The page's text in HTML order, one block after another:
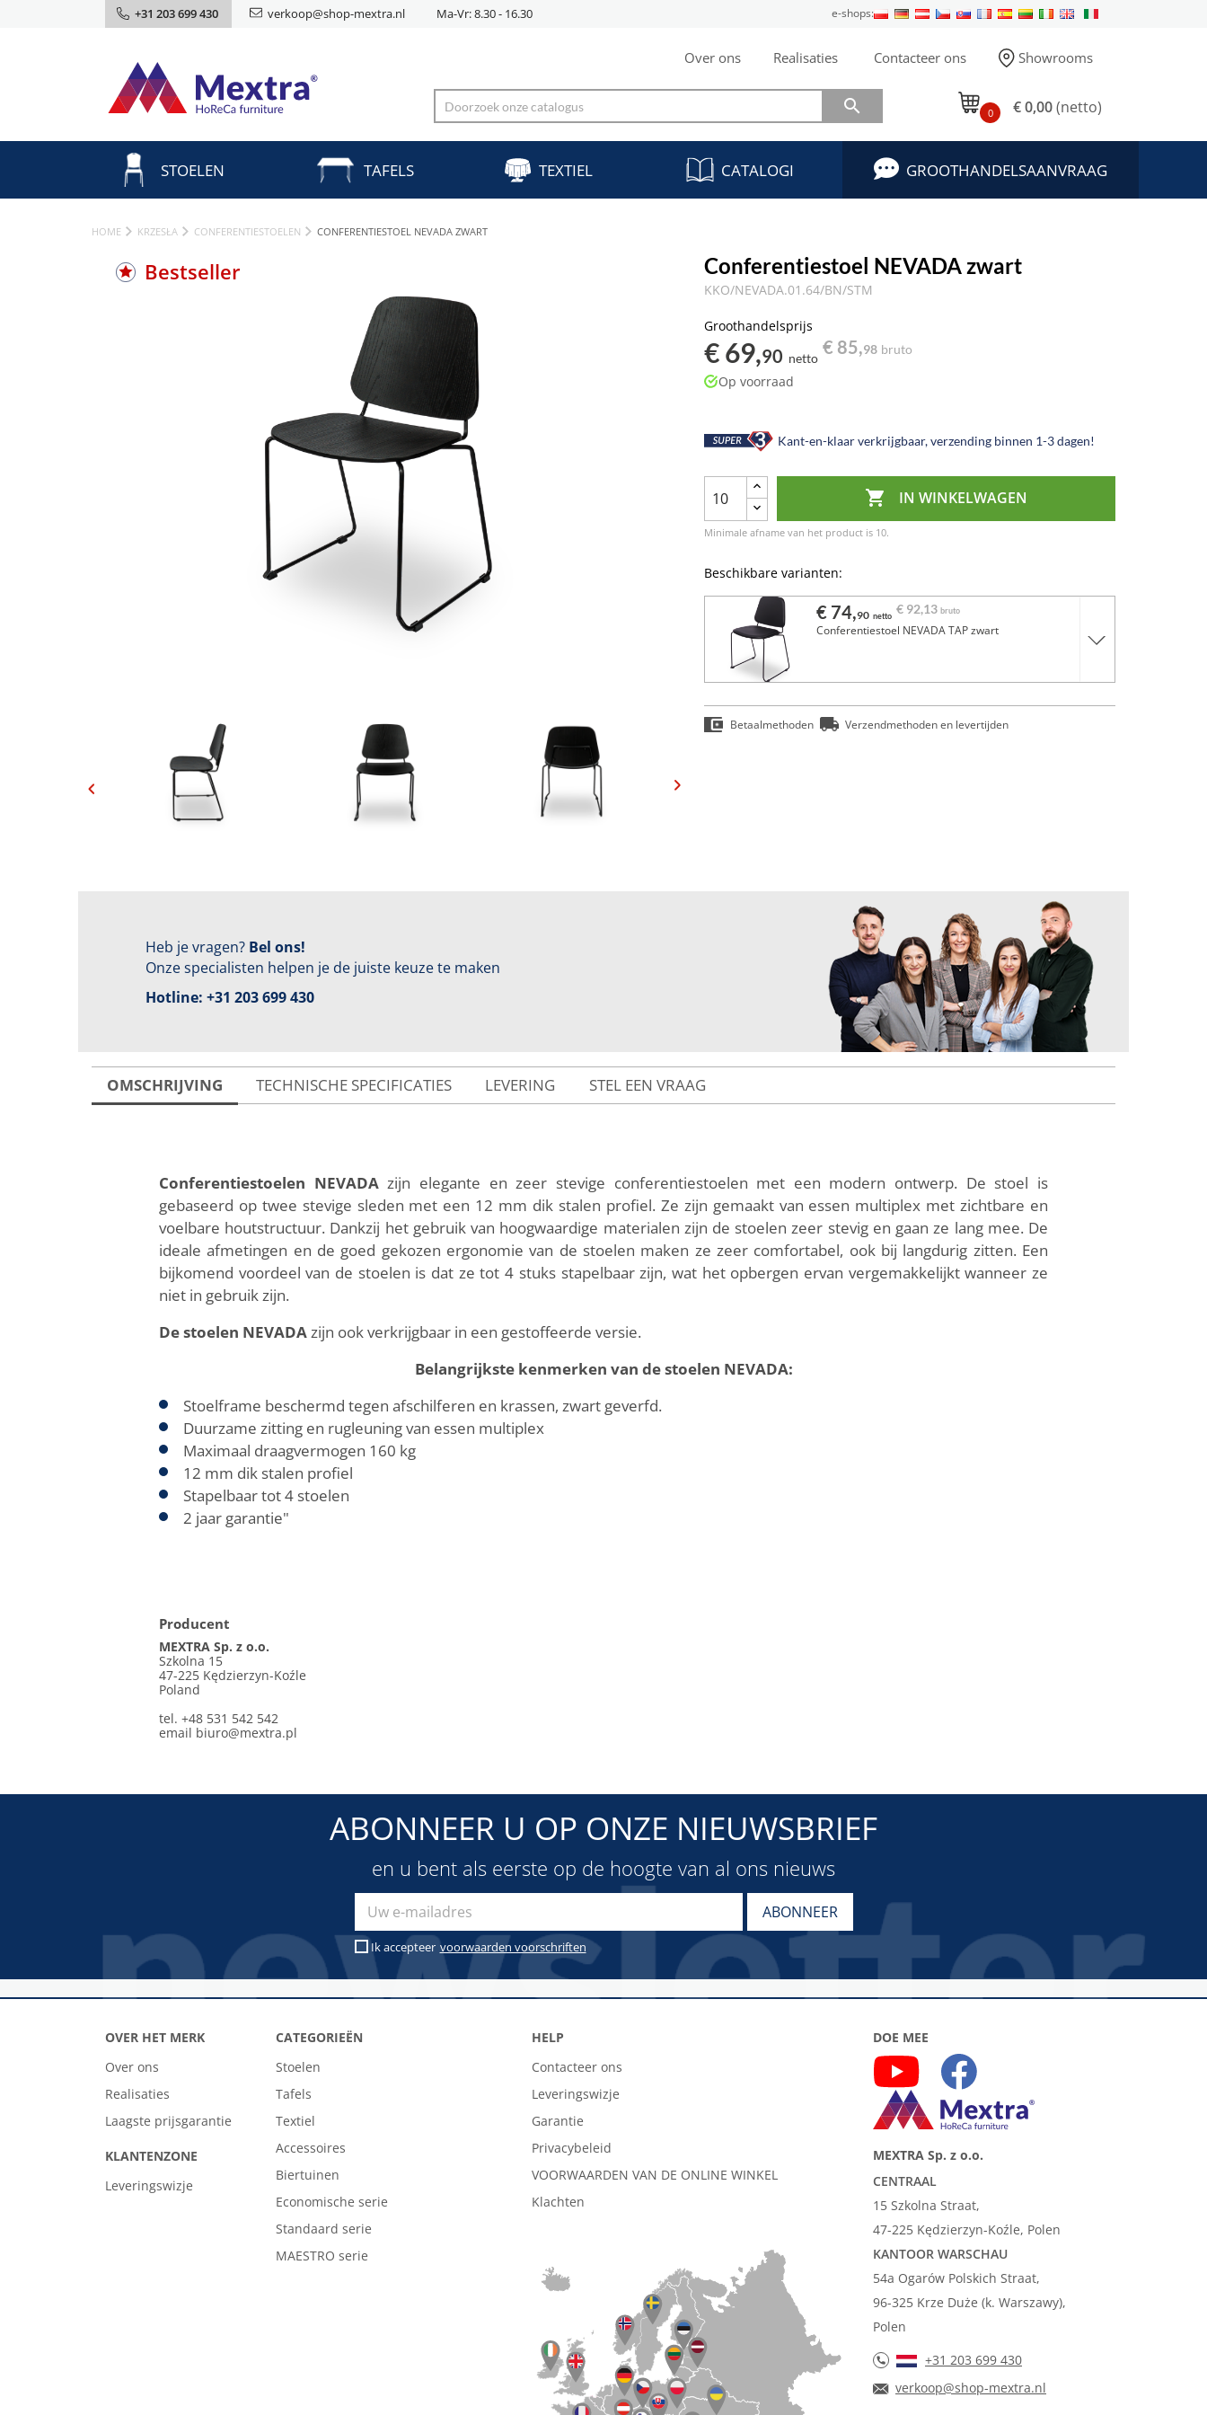
+31 203 699 430 verkoop@shop-mextra.nl Ma-Vr: 8.30 - 16.30 e-shops:
Over ons Realisaties Contacteer ons Showrooms
 0 € 0,00(netto)
STOELEN TAFELS TEXTIEL CATALOGI GROOTHANDELSAANVRAAG
HOME KRZESŁA CONFERENTIESTOELEN CONFERENTIESTOEL NEVADA ZWART
Bestseller Conferentiestoel NEVADA zwart
KKO/NEVADA.01.64/BN/STM
Groothandelsprijs
€ 69,90 netto
€ 85,98 bruto
Op voorraad
Kant-en-klaar verkrijgbaar, verzending binnen 1-3 dagen!
 IN WINKELWAGEN
Minimale afname van het product is 10.
Beschikbare varianten:
€ 74,90 netto € 92,13 bruto
Conferentiestoel NEVADA TAP zwart
Betaalmethoden Verzendmethoden en levertijden
Heb je vragen? Bel ons!
Onze specialisten helpen je de juiste keuze te maken
Hotline: +31 203 699 430
OMSCHRIJVING TECHNISCHE SPECIFICATIES LEVERING STEL EEN VRAAG
Conferentiestoelen NEVADAzijn elegante en zeer stevige conferentiestoelen met een modern ontwerp. De stoel is
gebaseerd op twee stevige sleden met een 12 mm dik stalen profiel. Ze zijn gemaakt van essen multiplex met zichtbare en
voelbare houtstructuur. Dankzij het gebruik van hoogwaardige materialen zijn de stoelen zeer stevig en gaan ze lang mee. De
ideale afmetingen en de goed gekozen ergonomie van de stoelen maken ze zeer comfortabel, ook bij langdurig zitten. Een
bijkomend voordeel van de stoelen is dat ze tot 4 stuks stapelbaar zijn, wat het opbergen ervan vergemakkelijkt wanneer ze
niet in gebruik zijn.
De stoelen NEVADAzijn ook verkrijgbaar in een gestoffeerde versie.
Belangrijkste kenmerken van de stoelen NEVADA:
Stoelframe beschermd tegen afschilferen en krassen, zwart geverfd.
Duurzame zitting en rugleuning van essen multiplex
Maximaal draagvermogen 160 kg
12 mm dik stalen profiel
Stapelbaar tot 4 stoelen
2 jaar garantie"
Producent
MEXTRA Sp. z o.o.
Szkolna 15
47-225 Kędzierzyn-Koźle
Poland
tel. +48 531 542 542
email biuro@mextra.pl
ABONNEER U OP ONZE NIEUWSBRIEF
en u bent als eerste op de hoogte van al ons nieuws
Ik accepteer voorwaarden voorschriften
OVER HET MERK
Over ons
Realisaties
Laagste prijsgarantie
KLANTENZONE
Leveringswizje
CATEGORIEËN
Stoelen
Tafels
Textiel
Accessoires
Biertuinen
Economische serie
Standaard serie
MAESTRO serie
HELP
Contacteer ons
Leveringswizje
Garantie
Privacybeleid
VOORWAARDEN VAN DE ONLINE WINKEL
Klachten
DOE MEE
MEXTRA Sp. z o.o.
CENTRAAL
15 Szkolna Straat,
47-225 Kędzierzyn-Koźle, Polen
KANTOOR WARSCHAU
54a Ogarów Polskich Straat,
96-325 Krze Duże (k. Warszawy),
Polen
+31 203 699 430
verkoop@shop-mextra.nl